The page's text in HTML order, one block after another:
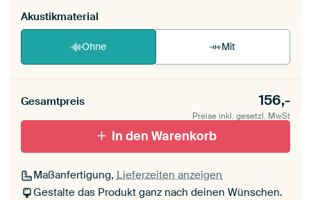
Akustikmaterial
Ohne Mit
Gesamtpreis 156,-
Preise inkl. gesetzl. MwSt
In den Warenkorb
Maßanfertigung, Lieferzeiten anzeigen
Gestalte das Produkt ganz nach deinen Wünschen.